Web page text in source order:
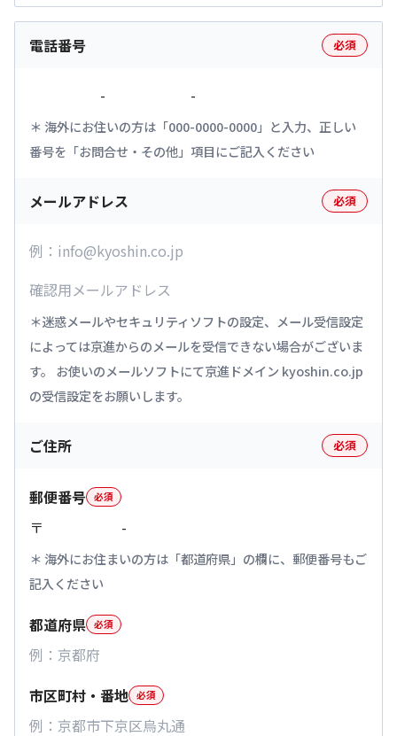
電話番号 必須
- -
海外にお住いの方は「000-0000-0000」と入力、正しい
番号を「お問合せ・その他」項目にご記入ください
メールアドレス 必須
迷惑メールやセキュリティソフトの設定、メール受信設定
によっては京進からのメールを受信できない場合がございま
す。 お使いのメールソフトにて京進ドメイン kyoshin.co.jp
の受信設定をお願いします。
ご住所 必須
郵便番号 必須
〒 -
海外にお住まいの方は「都道府県」の欄に、郵便番号もご
記入ください
都道府県 必須
市区町村・番地 必須